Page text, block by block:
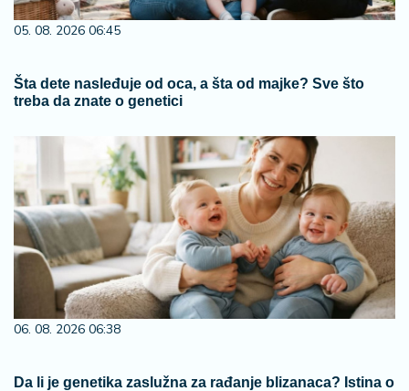
05. 08. 2026 06:45
Šta dete nasleđuje od oca, a šta od majke? Sve što
treba da znate o genetici
06. 08. 2026 06:38
Da li je genetika zaslužna za rađanje blizanaca? Istina o